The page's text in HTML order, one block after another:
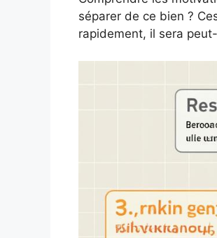
séparer de ce bien ?
rapidement, il sera